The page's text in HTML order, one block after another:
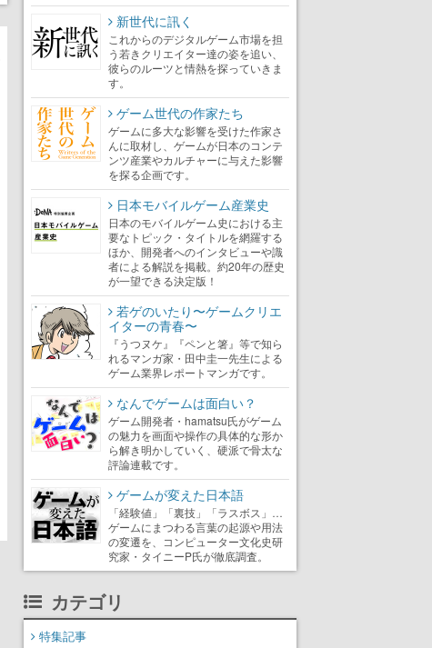
新世代に訊く
これからのデジタルゲーム市場を担
う若きクリエイター達の姿を追い、
彼らのルーツと情熱を探っていきま
す。
ゲーム世代の作家たち
ゲームに多大な影響を受けた作家さ
んに取材し、ゲームが日本のコンテ
ンツ産業やカルチャーに与えた影響
を探る企画です。
日本モバイルゲーム産業史
日本のモバイルゲーム史における主
要なトピック・タイトルを網羅する
ほか、開発者へのインタビューや識
者による解説を掲載。約20年の歴史
が一望できる決定版！
若ゲのいたり〜ゲームクリエ
イターの青春〜
『うつヌケ』『ペンと箸』等で知ら
れるマンガ家・田中圭一先生による
ゲーム業界レポートマンガです。
なんでゲームは面白い？
ゲーム開発者・hamatsu氏がゲーム
の魅力を画面や操作の具体的な形か
ら解き明かしていく、硬派で骨太な
評論連載です。
ゲームが変えた日本語
「経験値」「裏技」「ラスボス」…
ゲームにまつわる言葉の起源や用法
の変遷を、コンピューター文化史研
究家・タイニーP氏が徹底調査。
カテゴリ
特集記事